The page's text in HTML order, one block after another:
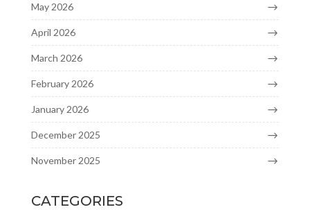
May 2026
April 2026
March 2026
February 2026
January 2026
December 2025
November 2025
CATEGORIES